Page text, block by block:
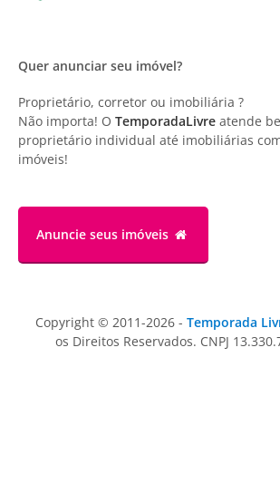
Quer anunciar seu imóvel?
Proprietário, corretor ou imobiliária ?
Não importa! O TemporadaLivre atende
proprietário individual até imobiliárias
imóveis!
Anuncie seus imóveis
Copyright © 2011-2026 - Temporada
os Direitos Reservados. CNPJ